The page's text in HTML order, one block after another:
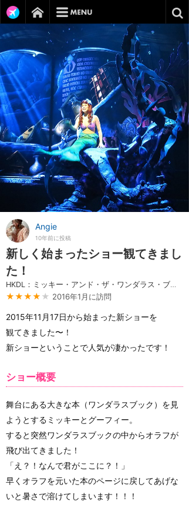
Angie
10年前に投稿
新しく始まったショー観てきまし
た！
HKDL：ミッキー・アンド・ザ・ワンダラス・ブック
★★★★ ★ 2016年1月に訪問
2015年11月17日から始まった新ショーを
観てきました〜！
新ショーということで人気が凄かったです！
ショー概要
舞台にある大きな本（ワンダラスブック）を見
ようとするミッキーとグーフィー。
すると突然ワンダラスブックの中からオラフが
飛び出てきました！
「え？！なんで君がここに？！」
早くオラフを元いた本のページに戻してあげな
いと暑さで溶けてしまいます！！！